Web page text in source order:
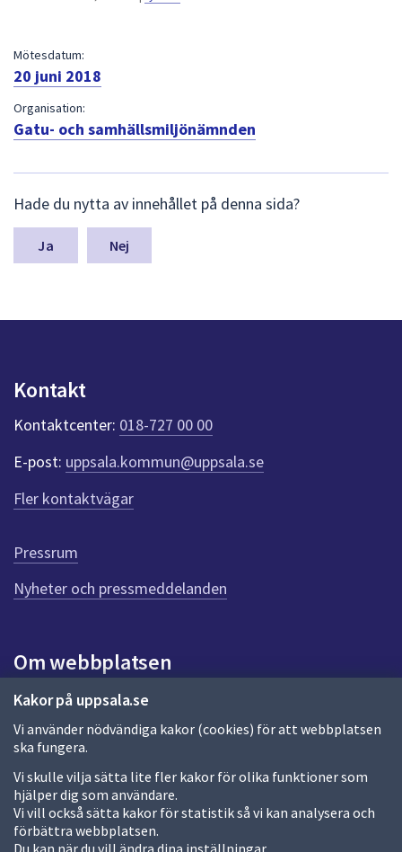
Kakor på uppsala.se
Vi använder nödvändiga kakor (cookies) för att webbplatsen
ska fungera.
Vi skulle vilja sätta lite fler kakor för olika funktioner som
hjälper dig som användare.
Vi vill också sätta kakor för statistik så vi kan analysera och
förbättra webbplatsen.
Du kan när du vill ändra dina inställningar.
Mötesdatum:
20 juni 2018
Organisation:
Gatu- och samhällsmiljönämnden
ä
m
a
n
k
t
e
r
f
ö
r
e
n
n
a
d
a
Hade du nytta av innehållet på denna sida?
Nej
Kontakt
Kontaktcenter: 018-727 00 00
E-post: uppsala.kommun@uppsala.se
Fler kontaktvägar
Pressrum
Nyheter och pressmeddelanden
Om webbplatsen
Om webbplatsen
Allmänna handlingar och diarium
Behandling av personuppgifter
Kakor
Språk (other languages)